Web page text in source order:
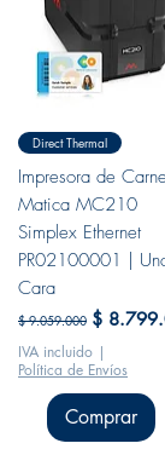
Direct Thermal
Impresora de
Matica MC210
Simplex Ethernet
PR02100001 |
Cara
Precio
$ 9.059.000 Precio
$
IVA incluido |
Política de Envíos
Comprar